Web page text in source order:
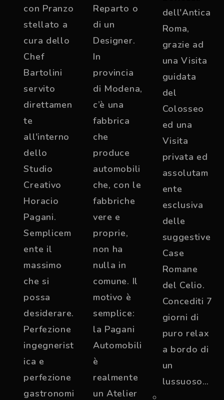
con Pranzo
stellato a
cura dello
Chef
Bartolini
servito
direttamen
te
all'interno
dello
Studio
Creativo
Horacio
Pagani.
Semplicem
ente il
massimo
che si
possa
desiderare.
Perfezione
ingegnerist
ica e
perfezione
gastronomi
Reparto o
di un
Designer.
In
provincia
di Modena,
c’è una
fabbrica
che
produce
automobili
che, con le
fabbriche
vere e
proprie,
non ha
nulla in
comune. Il
motivo è
semplice:
la Pagani
Automobili
è
realmente
un Atelier
dell'Antica
Roma,
grazie ad
una Visita
guidata
del
Colosseo
ed una
Visita
privata ed
assolutam
ente
esclusiva
delle
suggestive
Case
Romane
del Celio.
Concediti 7
giorni di
puro relax
a bordo di
un
lussuoso…